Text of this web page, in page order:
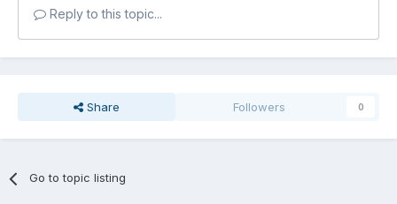
Reply to this topic...
Share Followers 0
Go to topic listing